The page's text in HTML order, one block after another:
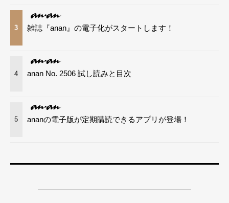
3 雑誌『anan』の電子化がスタートします！
4 anan No. 2506 試し読みと目次
5 ananの電子版が定期購読できるアプリが登場！